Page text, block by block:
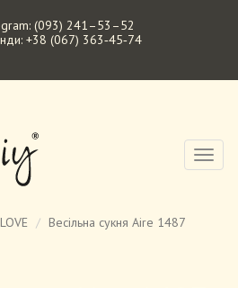
:(093) 241–53–52
+38 (067) 363‑45‑74
Весільна сукня Aire 1487